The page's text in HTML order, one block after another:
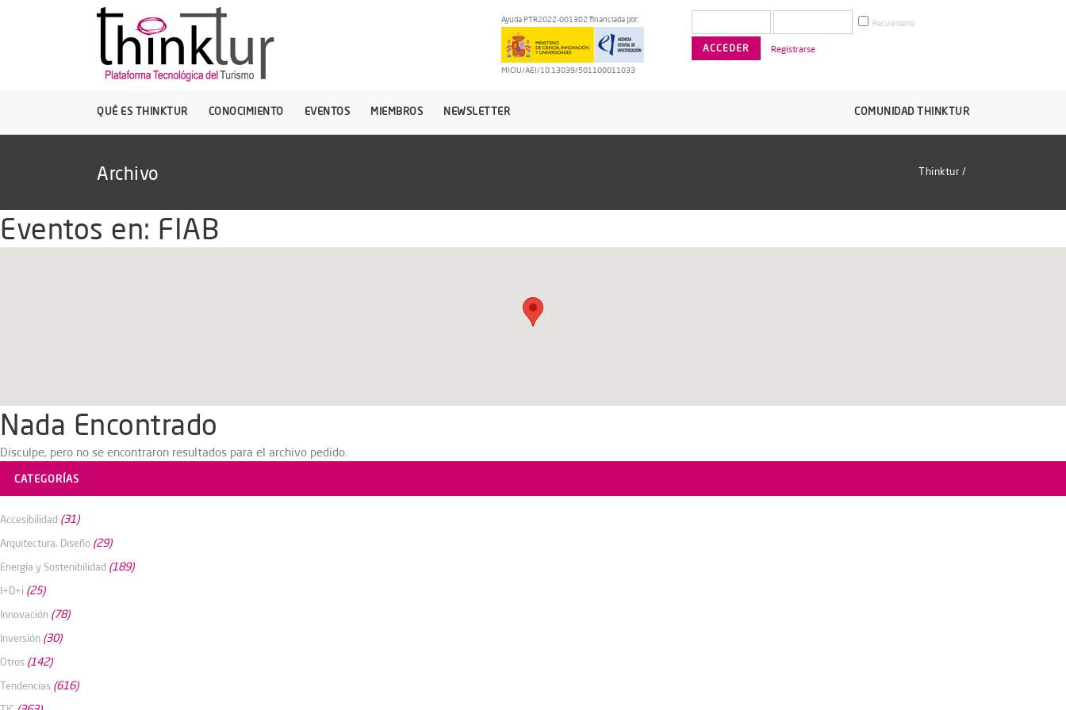
Ayuda PTR2022-001302 financiada por:
MICIU/AEI/10.13039/501100011033
Recuérdame
Registrarse
QUÉ ES THINKTUR CONOCIMIENTO EVENTOS MIEMBROS NEWSLETTER COMUNIDAD THINKTUR
Archivo Thinktur /
Eventos en: FIAB
Nada Encontrado
Disculpe, pero no se encontraron resultados para el archivo pedido.
CATEGORÍAS
Accesibilidad (31)
Arquitectura, Diseño (29)
Energía y Sostenibilidad (189)
I+D+i (25)
Innovación (78)
Inversión (30)
Otros (142)
Tendencias (616)